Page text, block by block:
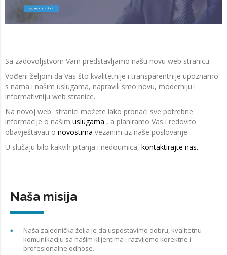
Sa zadovoljstvom Vam predstavljamo našu novu web stranicu.
Vođeni željom da Vas što kvalitetnije i transparentnije upoznamo
s nama i našim uslugama, napravili smo novu, moderniju i
informativniju web stranice.
Na novoj web stranici možete lako pronaći sve potrebne
informacije o našim uslugama , a planiramo Vas i redovito
obavještavati o novostima vezanim uz naše poslovanje.
U slučaju bilo kakvih pitanja i nedoumica, kontaktirajte nas.
Naša misija
Naša zajednička želja je da uspostavimo dobru, kvalitetnu
komunikaciju sa našim klijentima i razvijemo korektne i
profesionalne odnose.